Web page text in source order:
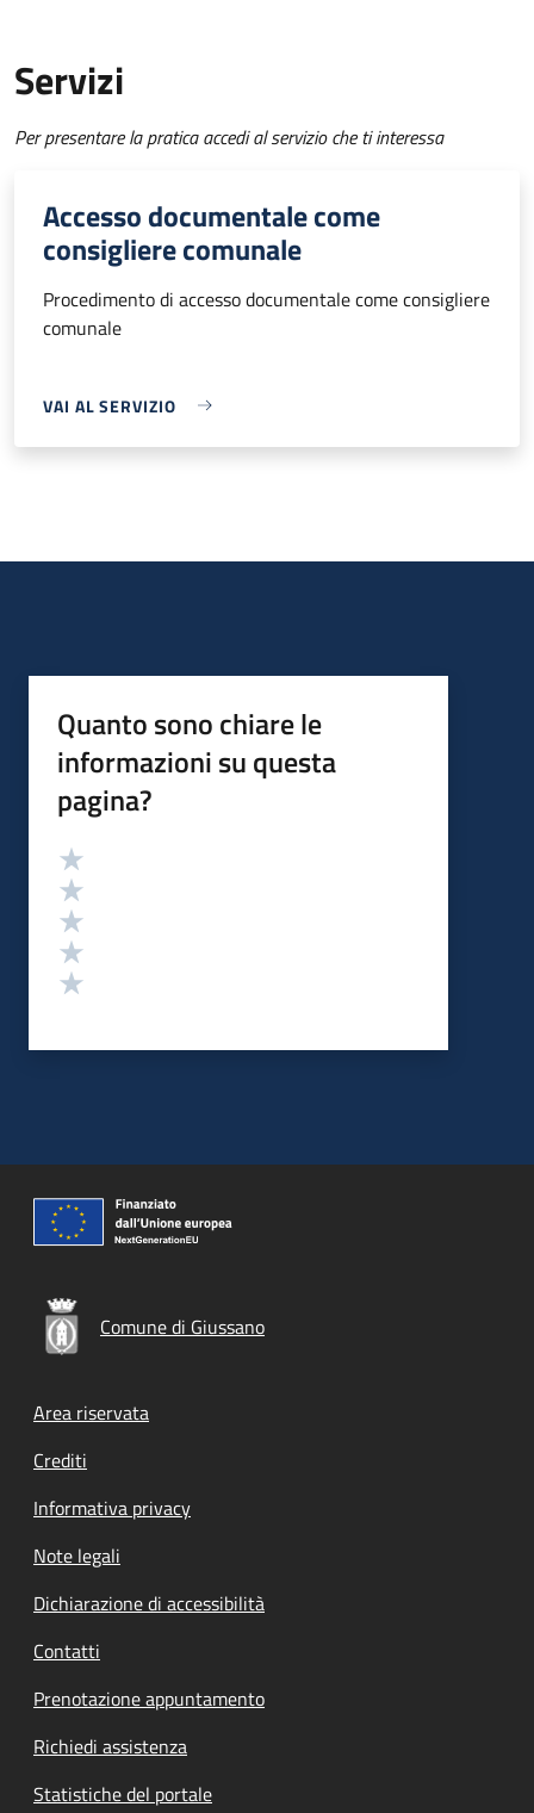
Servizi
Per presentare la pratica accedi al servizio che ti interessa
Accesso documentale come
consigliere comunale
Procedimento di accesso documentale come consigliere
comunale
VAI AL SERVIZIO
Quanto sono chiare le
informazioni su questa
pagina?
Valutazione
Comune di Giussano
Footer menu
Area riservata
Crediti
Informativa privacy
Note legali
Dichiarazione di accessibilità
Contatti
Prenotazione appuntamento
Richiedi assistenza
Statistiche del portale